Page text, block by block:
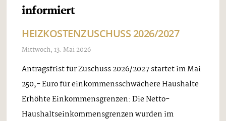
informiert
HEIZKOSTENZUSCHUSS 2026/2027
Mittwoch, 13. Mai 2026
Antragsfrist für Zuschuss 2026/2027 startet im Mai
250,- Euro für einkommensschwächere Haushalte
Erhöhte Einkommensgrenzen: Die Netto-
Haushaltseinkommensgrenzen wurden im